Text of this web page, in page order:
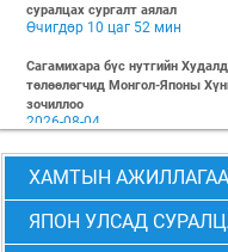
суралцах сургалт аялал
Өчигдөр 10 цаг 52 мин
Сагамихара бүс нутгийн
төлөөлөгчид Монгол-Японы
зочиллоо
2026-08-04
"БИЗНЕС БА ХҮНИЙ ЭРХ"
2026-07-28
Global Value Chain Бизнесийн
ХАМТЫН АЖИЛЛАГАА
ЯПОН УЛСАД